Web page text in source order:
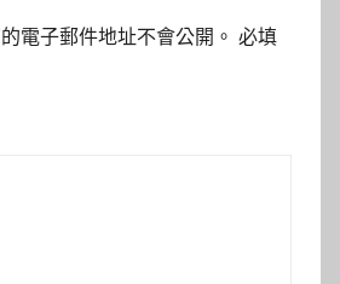
電子郵件地址不會公開。 必填